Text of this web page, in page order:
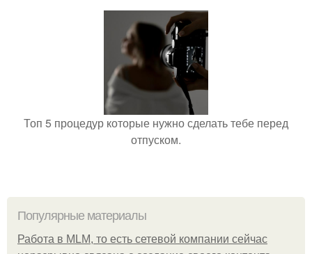
Топ 5 процедур которые нужно сделать тебе перед
отпуском.
Популярные материалы
Работа в MLM, то есть сетевой компании сейчас